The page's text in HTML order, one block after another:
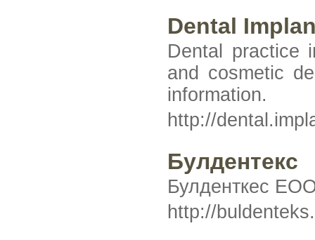
Dental
Dental practice
and cosmetic
information.
http://
Булдентекс
Булденткес
http://